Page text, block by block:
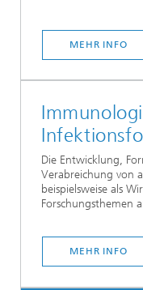
MEHR INFO
Die Entwicklung,
Verabreichung von
beispielsweise als
Forschungsthemen
MEHR INFO